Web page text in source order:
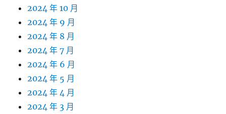
2024 年 10 月
2024 年 9 月
2024 年 8 月
2024 年 7 月
2024 年 6 月
2024 年 5 月
2024 年 4 月
2024 年 3 月